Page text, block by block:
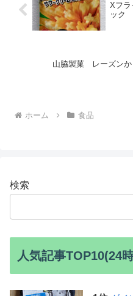
Xフラ
ック
山脇製菓 レーズンか
ホーム 食品
検索
人気記事TOP10(24